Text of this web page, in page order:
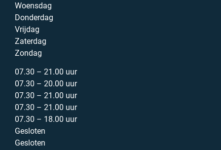
Woensdag
Donderdag
Vrijdag
Zaterdag
Zondag
07.30 – 21.00 uur
07.30 – 20.00 uur
07.30 – 21.00 uur
07.30 – 21.00 uur
07.30 – 18.00 uur
Gesloten
Gesloten